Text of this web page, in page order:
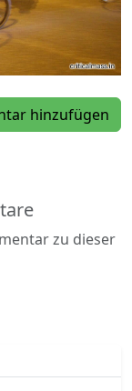
hinzufügen
zu dieser